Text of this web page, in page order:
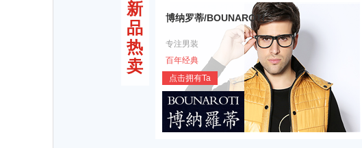
新
品
热
卖
博纳罗蒂/BOUNAROTI
专注男装
百年经典
点击拥有Ta